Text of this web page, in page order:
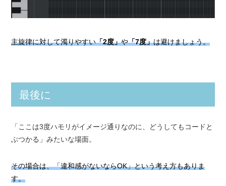
主旋律に対して濁りやすい「2度」や「7度」は避けましょう。
最後に
「ここは3度ハモリがイメージ通りなのに、どうしてもコードと
ぶつかる」みたいな場面。
その場合は、「違和感がないならOK」という考え方もありま
す。